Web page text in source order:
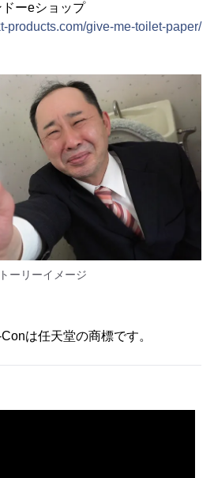
eショップ
products.com/give-me-toilet-paper/
ーリーイメージ
は任天堂の商標です。